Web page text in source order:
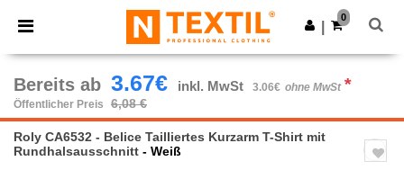
× Ntextil App
Bessere Preise in der App!
App holen
0
Bereits ab 3.67€ inkl. MwSt 3.06€ ohne MwSt *
Öffentlicher Preis 6,08 €
Roly CA6532 - Belice Tailliertes Kurzarm T-Shirt mit
Rundhalsausschnitt - Weiß